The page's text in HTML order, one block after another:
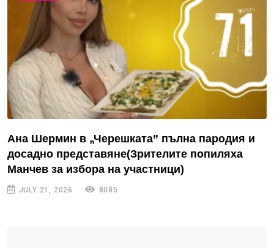
Ана Шермин в „Черешката” пълна пародия и
досадно представяне(Зрителите попиляха
Манчев за избора на участници)
JULY 21, 2026 8085